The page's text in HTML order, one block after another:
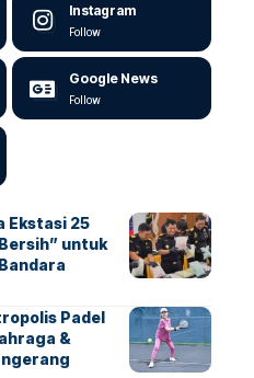
Instagram
Follow
Google News
Follow
Ekstasi 25
untuk
Padel
&